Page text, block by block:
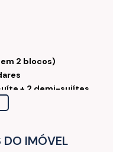
2 blocos)
+ 2 demi-suiítes
DO IMÓVEL